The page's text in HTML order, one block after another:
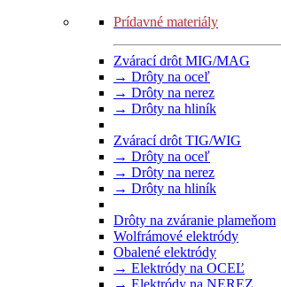
Prídavné materiály
Zvárací drôt MIG/MAG
→ Drôty na oceľ
→ Drôty na nerez
→ Drôty na hliník
Zvárací drôt TIG/WIG
→ Drôty na oceľ
→ Drôty na nerez
→ Drôty na hliník
Drôty na zváranie plameňom
Wolfrámové elektródy
Obalené elektródy
→ Elektródy na OCEĽ
→ Elektródy na NEREZ